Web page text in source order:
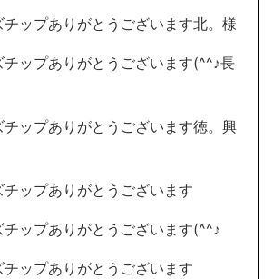
チップありがとうございます北。様
チップありがとうございます(^^♪長
チップありがとうございます徳。興
チップありがとうございます
チップありがとうございます(^^♪
チップありがとうございます